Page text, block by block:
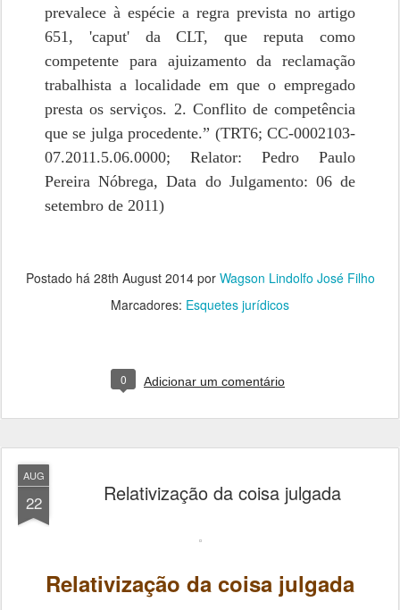
prevalece à espécie a regra prevista no artigo
651, 'caput' da CLT, que reputa como
competente para ajuizamento da reclamação
trabalhista a localidade em que o empregado
presta os serviços. 2. Conflito de competência
que se julga procedente.” (TRT6; CC-0002103-
07.2011.5.06.0000; Relator: Pedro Paulo
Pereira Nóbrega, Data do Julgamento: 06 de
setembro de 2011)
Postado há 28th August 2014por Wagson Lindolfo José Filho
Marcadores: Esquetes jurídicos
0 Adicionar um comentário
AUG
22 Relativização da coisa julgada
Relativização da coisa julgada